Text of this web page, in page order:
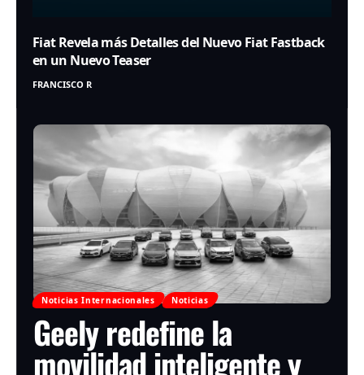
Fiat Revela más Detalles del Nuevo Fiat Fastback
en un Nuevo Teaser
FRANCISCO R
Noticias Internacionales Noticias
Geely redefine la
movilidad inteligente y